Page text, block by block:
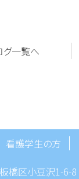
グ一覧へ
看護学生の方
橋区小豆沢1-6-8